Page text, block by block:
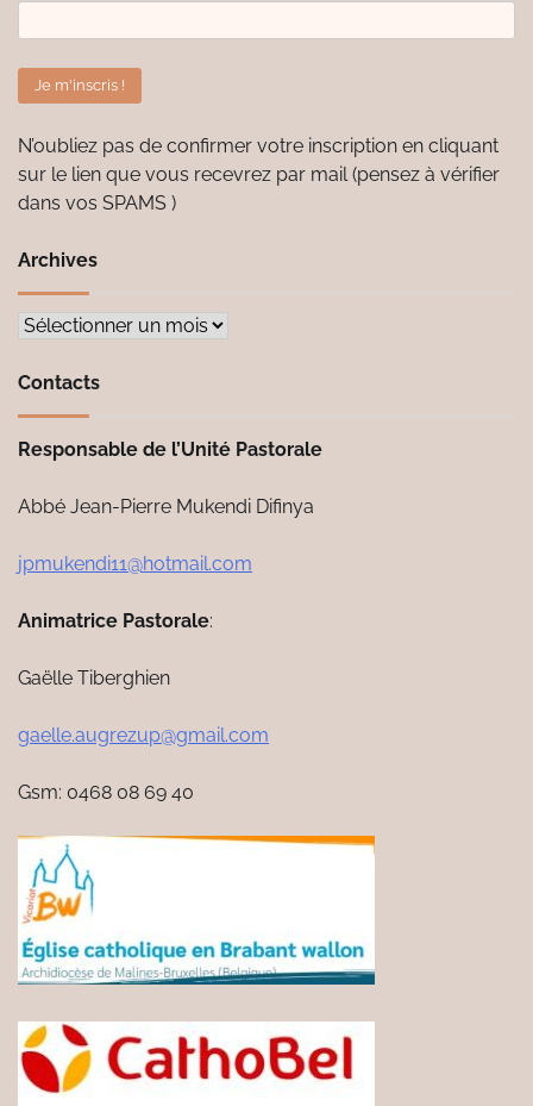
N’oubliez pas de confirmer votre inscription en cliquant
sur le lien que vous recevrez par mail (pensez à vérifier
dans vos SPAMS )
Archives
Archives
Contacts
Responsable de l’Unité Pastorale
Abbé Jean-Pierre Mukendi Difinya
jpmukendi11@hotmail.com
Animatrice Pastorale:
Gaëlle Tiberghien
gaelle.augrezup@gmail.com
Gsm: 0468 08 69 40